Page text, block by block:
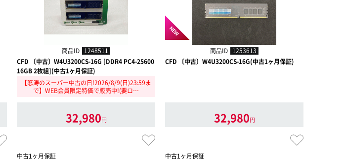
商品ID 1248511
CFD 〔中古〕W4U3200CS-16G [DDR4 PC4-25600
16GB 2枚組](中古1ヶ月保証)
【怒涛のスーパー中古の日!2026/8/9(日)23:59ま
で】WEB会員限定特価で販売中!(要ロ…
32,980円
中古1ヶ月保証
NEW
商品ID 1253613
CFD 〔中古〕W4U3200CS-16G(中古1ヶ月保証)
32,980円
中古1ヶ月保証